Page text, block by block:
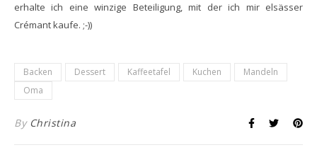
erhalte ich eine winzige Beteiligung, mit der ich mir elsässer
Crémant kaufe. ;-))
Backen Dessert Kaffeetafel Kuchen
Mandeln
Oma
By Christina